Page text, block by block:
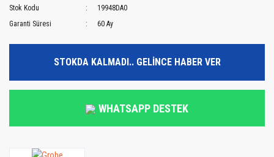
Stok Kodu
19948DA0
Garanti Süresi
60 Ay
STOKDA KALMADI.. GELİNCE HABER VER
WHATSAPP DESTEK